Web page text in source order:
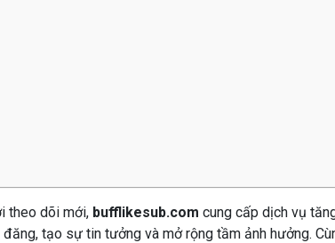
theo dõi mới, bufflikesub.com cung cấp dịch vụ
tạo sự tin tưởng và mở rộng tầm ảnh hưởng.